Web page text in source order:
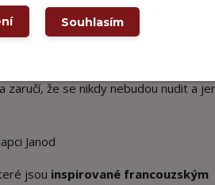
, zkoumáním povrchů se posiluje
předměty. Hračky a doplňky Janod
zaručí, že se nikdy nebudou nudit a
jsou inspirované francouzským
Souhlasím